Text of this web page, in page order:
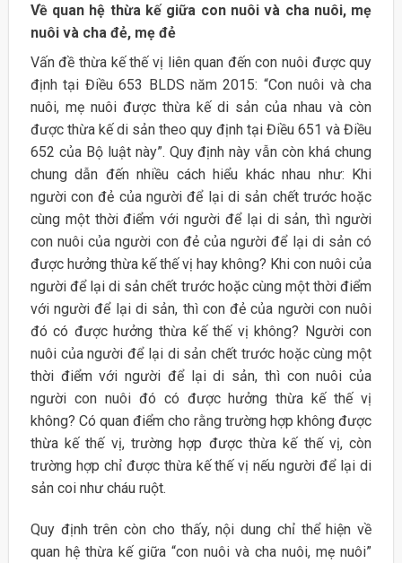
Về quan hệ thừa kế giữa con nuôi và cha nuôi, mẹ
nuôi và cha đẻ, mẹ đẻ
Vấn đề thừa kế thế vị liên quan đến con nuôi được quy
định tại Điều 653 BLDS năm 2015: “Con nuôi và cha
nuôi, mẹ nuôi được thừa kế di sản của nhau và còn
được thừa kế di sản theo quy định tại Điều 651 và Điều
652 của Bộ luật này”. Quy định này vẫn còn khá chung
chung dẫn đến nhiều cách hiểu khác nhau như: Khi
người con đẻ của người để lại di sản chết trước hoặc
cùng một thời điểm với người để lại di sản, thì người
con nuôi của người con đẻ của người để lại di sản có
được hưởng thừa kế thế vị hay không? Khi con nuôi của
người để lại di sản chết trước hoặc cùng một thời điểm
với người để lại di sản, thì con đẻ của người con nuôi
đó có được hưởng thừa kế thế vị không? Người con
nuôi của người để lại di sản chết trước hoặc cùng một
thời điểm với người để lại di sản, thì con nuôi của
người con nuôi đó có được hưởng thừa kế thế vị
không? Có quan điểm cho rằng trường hợp không được
thừa kế thế vị, trường hợp được thừa kế thế vị, còn
trường hợp chỉ được thừa kế thế vị nếu người để lại di
sản coi như cháu ruột.
Quy định trên còn cho thấy, nội dung chỉ thể hiện về
quan hệ thừa kế giữa “con nuôi và cha nuôi, mẹ nuôi”